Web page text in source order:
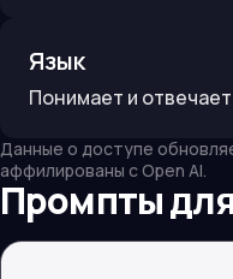
Язык
Понимает и
Данные о доступе
аффилированы с Open AI.
Промпты